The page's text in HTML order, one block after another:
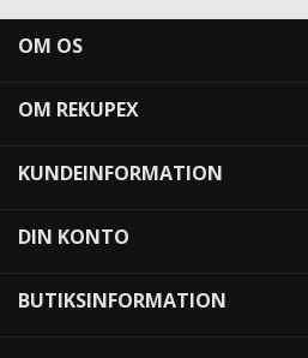
OM OS
OM REKUPEX
KUNDEINFORMATION
DIN KONTO
BUTIKSINFORMATION